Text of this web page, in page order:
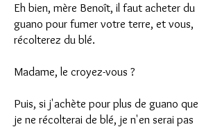
Eh bien, mère Benoît, il faut acheter du
guano pour fumer votre terre, et vous,
récolterez du blé.
Madame, le croyez-vous ?
Puis, si j'achète pour plus de guano que
je ne récolterai de blé, je n'en serai pas